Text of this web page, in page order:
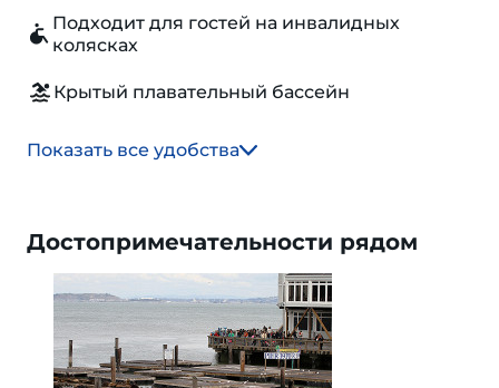
Подходит для гостей на инвалидных
колясках
Крытый плавательный бассейн
Показать все удобства
Достопримечательности рядом